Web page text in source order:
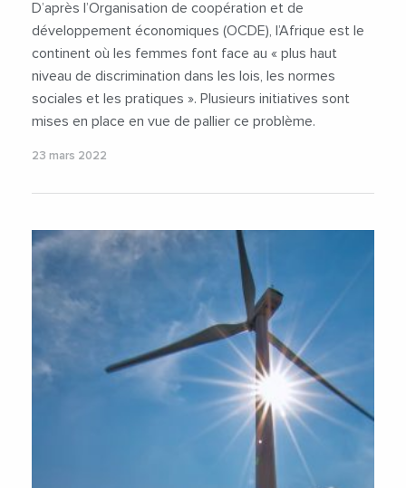
D’après l’Organisation de coopération et de
développement économiques (OCDE), l’Afrique est le
continent où les femmes font face au « plus haut
niveau de discrimination dans les lois, les normes
sociales et les pratiques ». Plusieurs initiatives sont
mises en place en vue de pallier ce problème.
23 mars 2022